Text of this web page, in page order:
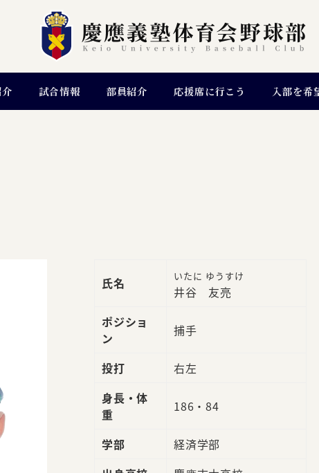
試合情報 部員紹介 応援席に行こう 入部を希
氏名 いたに ゆうすけ
井谷 友亮
ポジショ
ン
捕手
投打
右左
身長・体
重
186・84
学部
経済学部